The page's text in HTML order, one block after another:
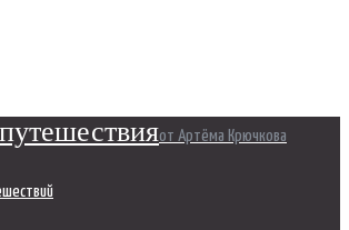
от Артёма Крючкова